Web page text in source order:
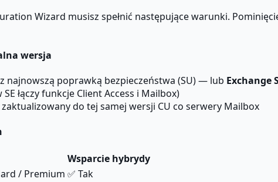
Wizard musisz spełnić następujące warunki.
wersja
z najnowszą poprawką bezpieczeństwa (SU) — lub Exchange
SE łączy funkcje Client Access i Mailbox)
do tej samej wersji CU co serwery Mailbox
Wsparcie hybrydy
/ Premium ✅ Tak